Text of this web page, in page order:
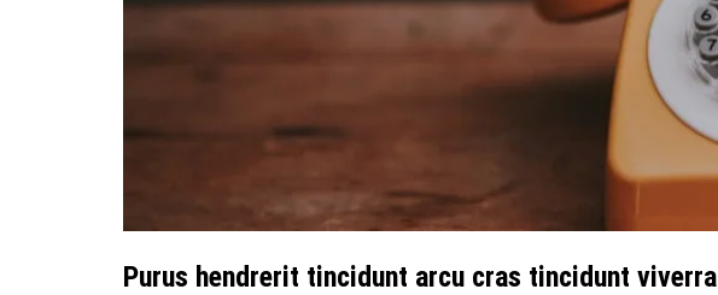
Purus hendrerit tincidunt arcu cras tincidunt viverra